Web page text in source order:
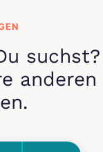
suchst?
anderen